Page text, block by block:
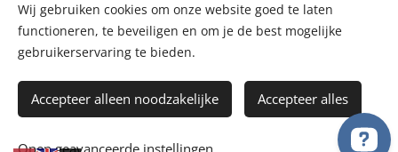
TOEVOEGEN AAN DE WINKELWAGEN
Privacyverklaring
Aquariumhuis Friesland Cookies
Wij gebruiken cookies om onze website goed te laten
functioneren, te beveiligen en om je de best mogelijke
gebruikerservaring te bieden.
Accepteer alleen noodzakelijke Accepteer alles
Open geavanceerde instellingen